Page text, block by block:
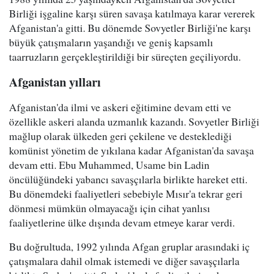
Birliği işgaline karşı süren savaşa katılmaya karar vererek
Afganistan'a gitti. Bu dönemde Sovyetler Birliği'ne karşı
büyük çatışmaların yaşandığı ve geniş kapsamlı
taarruzların gerçekleştirildiği bir süreçten geçiliyordu.
Afganistan yılları
Afganistan'da ilmi ve askeri eğitimine devam etti ve
özellikle askeri alanda uzmanlık kazandı. Sovyetler Birliği
mağlup olarak ülkeden geri çekilene ve desteklediği
komünist yönetim de yıkılana kadar Afganistan'da savaşa
devam etti. Ebu Muhammed, Usame bin Ladin
öncülüğündeki yabancı savaşçılarla birlikte hareket etti.
Bu dönemdeki faaliyetleri sebebiyle Mısır'a tekrar geri
dönmesi mümkün olmayacağı için cihat yanlısı
faaliyetlerine ülke dışında devam etmeye karar verdi.
Bu doğrultuda, 1992 yılında Afgan gruplar arasındaki iç
çatışmalara dahil olmak istemedi ve diğer savaşçılarla